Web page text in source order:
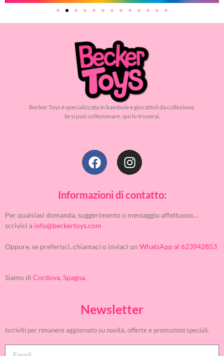
Becker Toys è specializzata in bambole e giocattoli da collezione.
Se si può collezionare, qui lo troverai.
Informazioni di contatto:
Per qualsiasi domanda, suggerimento o messaggio affettuoso…
scrivici a info@beckertoys.com
Oppure, se preferisci, chiamaci o inviaci un WhatsApp al 623942853
Siamo di Cordova, Spagna.
Newsletter
Iscriviti per rimanere aggiornato su novità, offerte e promozioni speciali.